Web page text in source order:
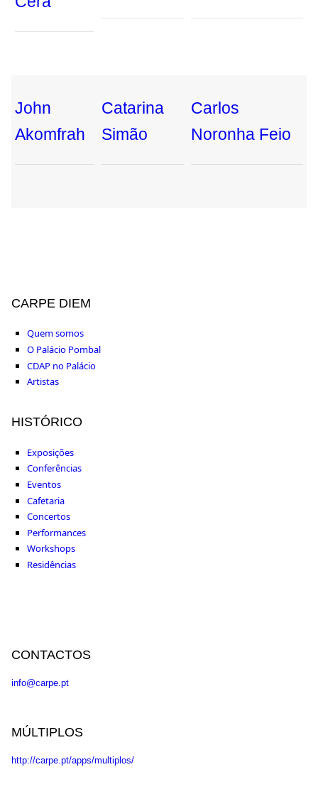
John
Akomfrah
Catarina
Simão
Carlos
Noronha Feio
CARPE DIEM
Quem somos
O Palácio Pombal
CDAP no Palácio
Artistas
HISTÓRICO
Exposições
Conferências
Eventos
Cafetaria
Concertos
Performances
Workshops
Residências
CONTACTOS
info@carpe.pt
MÚLTIPLOS
http://carpe.pt/apps/multiplos/